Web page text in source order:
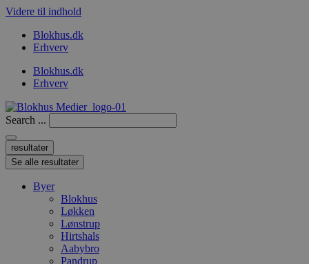
Videre til indhold
Blokhus.dk
Erhverv
Blokhus.dk
Erhverv
Search ...
resultater
Se alle resultater
Byer
Blokhus
Løkken
Lønstrup
Hirtshals
Aabybro
Pandrup